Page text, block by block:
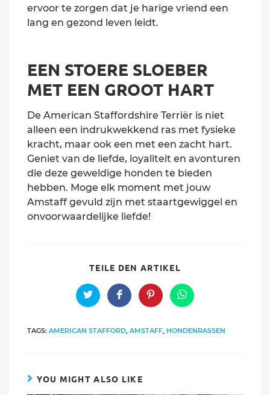
ervoor te zorgen dat je harige vriend een
lang en gezond leven leidt.
EEN STOERE SLOEBER
MET EEN GROOT HART
De American Staffordshire Terriër is niet
alleen een indrukwekkend ras met fysieke
kracht, maar ook een met een zacht hart.
Geniet van de liefde, loyaliteit en avonturen
die deze geweldige honden te bieden
hebben. Moge elk moment met jouw
Amstaff gevuld zijn met staartgewiggel en
onvoorwaardelijke liefde!
TEILE DEN ARTIKEL
CONTENT
Opens
in
window
Opens
in
window
Opens
in
window
Opens
in
window
TAGS: AMERICAN STAFFORD AMSTAFF HONDENRASSEN
YOU MIGHT ALSO LIKE